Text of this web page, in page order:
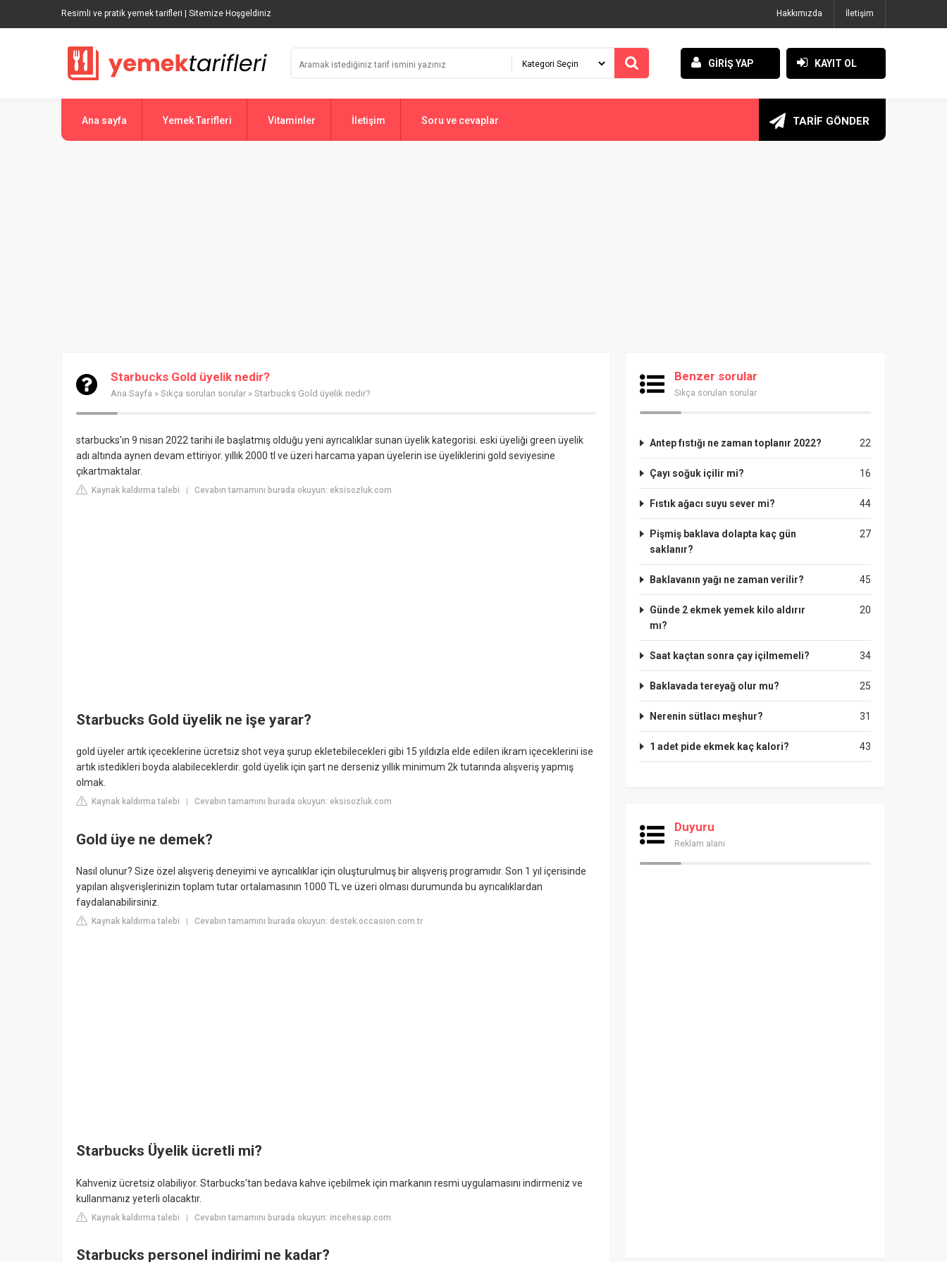
Resimli ve pratik yemek tarifleri | Sitemize Hoşgeldiniz Hakkımızda İletişim
GİRİŞ YAP KAYIT OL
Ana sayfa Yemek Tarifleri Vitaminler İletişim Soru ve cevaplar TARİF GÖNDER
Starbucks Gold üyelik nedir?
Ana Sayfa » Sıkça sorulan sorular » Starbucks Gold üyelik nedir?
starbucks'ın 9 nisan 2022 tarihi ile başlatmış olduğu yeni ayrıcalıklar sunan üyelik kategorisi. eski üyeliği green üyelik
adı altında aynen devam ettiriyor. yıllık 2000 tl ve üzeri harcama yapan üyelerin ise üyeliklerini gold seviyesine
çıkartmaktalar.
Kaynak kaldırma talebi | Cevabın tamamını burada okuyun: eksisozluk.com
Starbucks Gold üyelik ne işe yarar?
gold üyeler artık içeceklerine ücretsiz shot veya şurup ekletebilecekleri gibi 15 yıldızla elde edilen ikram içeceklerini ise
artık istedikleri boyda alabileceklerdir. gold üyelik için şart ne derseniz yıllık minimum 2k tutarında alışveriş yapmış
olmak.
Kaynak kaldırma talebi Cevabın tamamını burada okuyun: eksisozluk.com
Gold üye ne demek?
Nasıl olunur? Size özel alışveriş deneyimi ve ayrıcalıklar için oluşturulmuş bir alışveriş programıdır. Son 1 yıl içerisinde
yapılan alışverişlerinizin toplam tutar ortalamasının 1000 TL ve üzeri olması durumunda bu ayrıcalıklardan
faydalanabilirsiniz.
Kaynak kaldırma talebi Cevabın tamamını burada okuyun: destek.occasion.com.tr
Starbucks Üyelik ücretli mi?
Kahveniz ücretsiz olabiliyor. Starbucks'tan bedava kahve içebilmek için markanın resmi uygulamasını indirmeniz ve
kullanmanız yeterli olacaktır.
Kaynak kaldırma talebi | Cevabın tamamını burada okuyun: incehesap.com
Starbucks personel indirimi ne kadar?
Benzer sorular
Sıkça sorulan sorular
22
Antep fıstığı ne zaman toplanır 2022?
16
Çayı soğuk içilir mi?
44
Fıstık ağacı suyu sever mi?
27
Pişmiş baklava dolapta kaç gün
saklanır?
45
Baklavanın yağı ne zaman verilir?
20
Günde 2 ekmek yemek kilo aldırır
mı?
34
Saat kaçtan sonra çay içilmemeli?
25
Baklavada tereyağ olur mu?
31
Nerenin sütlacı meşhur?
43
1 adet pide ekmek kaç kalori?
Duyuru
Reklam alanı